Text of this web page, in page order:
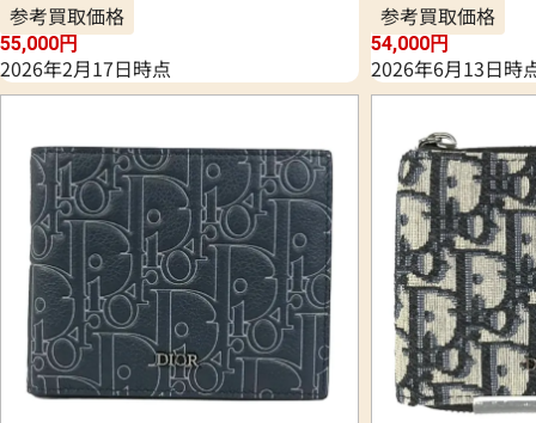
参考買取価格
55,000円
2026年2月17日時点
参考買取価格
54,000円
2026年6月13日時